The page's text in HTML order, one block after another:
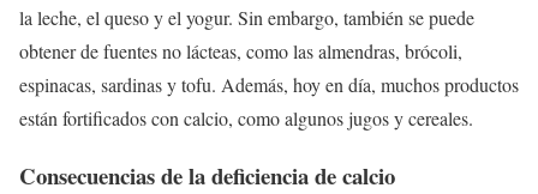
la leche, el queso y el yogur. Sin embargo, también se puede
obtener de fuentes no lácteas, como las almendras, brócoli,
espinacas, sardinas y tofu. Además, hoy en día, muchos productos
están fortificados con calcio, como algunos jugos y cereales.
Consecuencias de la deficiencia de calcio